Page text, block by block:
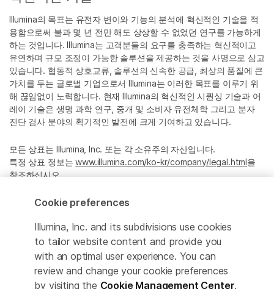
Illumina의 목표는 유전자 변이와 기능의 분석에 혁신적인 기술을 적
용함으로써 불과 몇 년 전만 해도 상상할 수 없었던 연구를 가능하게
하는 것입니다. Illumina는 고객분들의 요구를 충족하는 혁신적이고
유연하며 규모 조정이 가능한 솔루션을 제공하는 것을 사명으로 삼고
있습니다. 협동적 상호교류, 솔루션의 신속한 공급, 최상의 품질에 큰
가치를 두는 글로벌 기업으로서 Illumina는 이러한 목표를 이루기 위
해 끊임없이 노력합니다. 현재 Illumina의 혁신적인 시퀀싱 기술과 어
레이 기술은 생명 과학 연구, 중개 및 소비자 유전체학 그리고 분자
진단 검사 분야의 획기적인 발전에 크게 기여하고 있습니다.
모든 상표는 Illumina, Inc. 또는 각 소유주의 자산입니다.
특정 상표 정보는www.illumina.com/ko-kr/company/legal.html을
참조하십시오.
Privacy Policy
© 2026 Illumina, Inc. All rights reserved.
Cookie preferences
Illumina, Inc. and its subdivisions use cookies
to tailor website content and provide you
with an optimal user experience. You can
review and change your cookie preferences
by visiting the Cookie Management Center.